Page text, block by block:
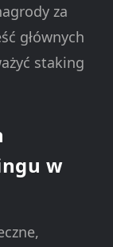
za
głównych
staking
w